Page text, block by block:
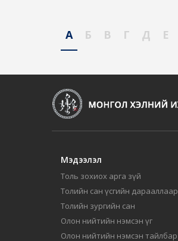
А Б В Г Д Е
Мэдээлэл
Толь зохиох арга зүй
Толийн сан үсгийн дарааллаар
Толийн зургийн сан
Олон нийтийн нэмсэн үг
Олон нийтийн нэмсэн тайлбар